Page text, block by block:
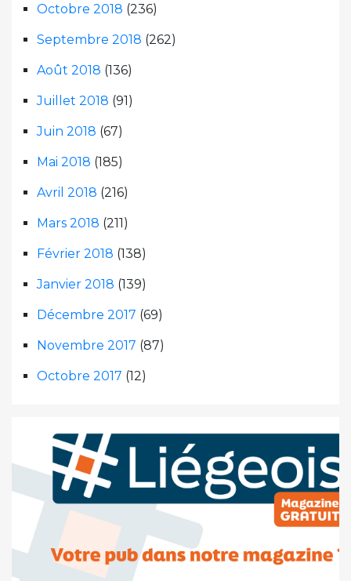
Octobre 2018 (236)
Septembre 2018 (262)
Août 2018 (136)
Juillet 2018 (91)
Juin 2018 (67)
Mai 2018 (185)
Avril 2018 (216)
Mars 2018 (211)
Février 2018 (138)
Janvier 2018 (139)
Décembre 2017 (69)
Novembre 2017 (87)
Octobre 2017 (12)